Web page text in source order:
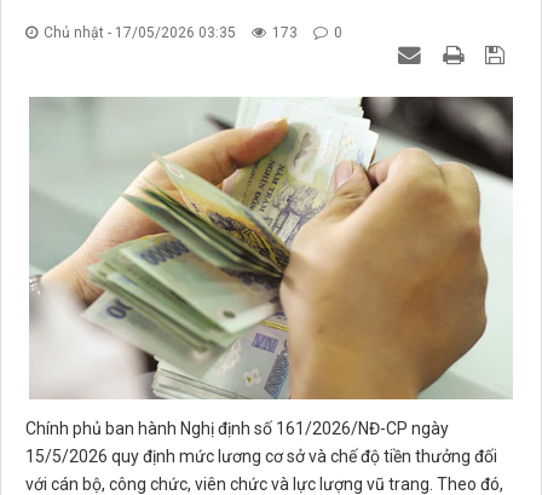
Chủ nhật - 17/05/2026 03:35 173 0
Chính phủ ban hành Nghị định số 161/2026/NĐ-CP ngày
15/5/2026 quy định mức lương cơ sở và chế độ tiền thưởng đối
với cán bộ, công chức, viên chức và lực lượng vũ trang. Theo đó,